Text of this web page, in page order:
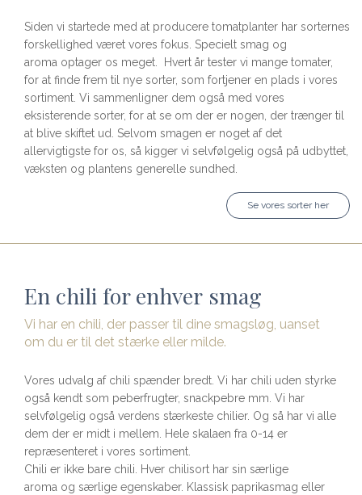
Siden vi startede med at producere tomatplanter har sorternes
forskellighed været vores fokus. Specielt smag og
aroma optager os meget. Hvert år tester vi mange tomater,
for at finde frem til nye sorter, som fortjener en plads i vores
sortiment. Vi sammenligner dem også med vores
eksisterende sorter, for at se om der er nogen, der trænger til
at blive skiftet ud. Selvom smagen er noget af det
allervigtigste for os, så kigger vi selvfølgelig også på udbyttet,
væksten og plantens generelle sundhed.
Se vores sorter her
En chili for enhver smag
Vi har en chili, der passer til dine smagsløg, uanset
om du er til det stærke eller milde.
Vores udvalg af chili spænder bredt. Vi har chili uden styrke
også kendt som peberfrugter, snackpebre mm. Vi har
selvfølgelig også verdens stærkeste chilier. Og så har vi alle
dem der er midt i mellem. Hele skalaen fra 0-14 er
repræsenteret i vores sortiment.
Chili er ikke bare chili. Hver chilisort har sin særlige
aroma og særlige egenskaber. Klassisk paprikasmag eller